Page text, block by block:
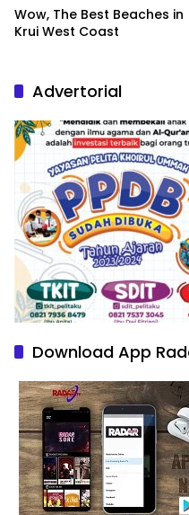
Wow, The Best Beaches in
Krui West Coast
Advertorial
Download App